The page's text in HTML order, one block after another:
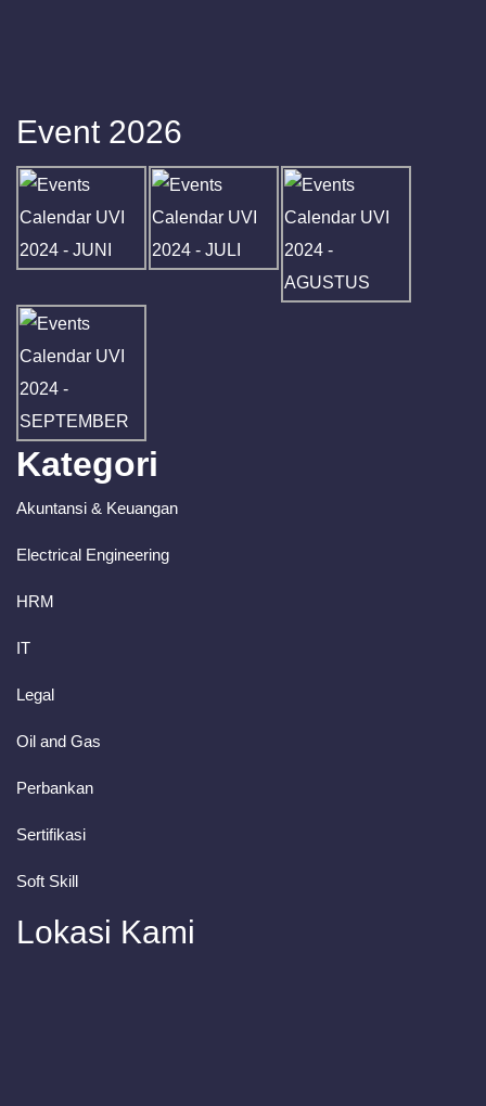
Event 2026
Kategori
Akuntansi & Keuangan
Electrical Engineering
HRM
IT
Legal
Oil and Gas
Perbankan
Sertifikasi
Soft Skill
Lokasi Kami